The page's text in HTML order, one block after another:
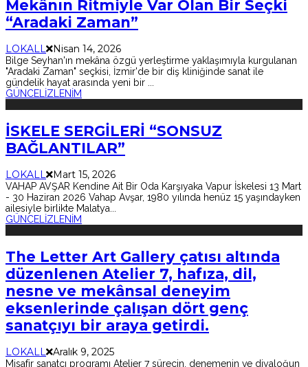
Mekânın Ritmiyle Var Olan Bir Seçki
“Aradaki Zaman”
LOKALL Nisan 14, 2026
Bilge Seyhan'ın mekâna özgü yerleştirme yaklaşımıyla kurgulanan
"Aradaki Zaman" seçkisi, İzmir'de bir diş kliniğinde sanat ile
gündelik hayat arasında yeni bir ...
GÜNCELİZLENİM
İSKELE SERGİLERİ “SONSUZ
BAĞLANTILAR”
LOKALL Mart 15, 2026
VAHAP AVŞAR Kendine Ait Bir Oda Karşıyaka Vapur İskelesi 13 Mart
- 30 Haziran 2026 Vahap Avşar, 1980 yılında henüz 15 yaşındayken
ailesiyle birlikte Malatya
GÜNCEL İZLENİM
The Letter Art Gallery çatısı altında
düzenlenen Atelier 7, hafıza, dil,
nesne ve mekânsal deneyim
eksenlerinde çalışan dört genç
sanatçıyı bir araya getirdi.
LOKALL Aralık 9, 2025
Misafir sanatçı programı Atelier 7 sürecin, denemenin ve diyaloğun